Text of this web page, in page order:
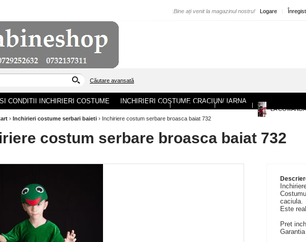
Logare
Bine ați venit la magazinul nostru!
Căutare avansată
ACASA | DESPRE NOI | CONTACT |
LA COMANDA
CONDITII INCHIRIERI COSTUME INCHIRIERI COSTUME CRACIUN/ IARNA
› Inchirieri costume serbari baieti › Inchiriere costum serbare broasca baiat 732
costum serbare broasca baiat 732
caciula.
Este
Pret